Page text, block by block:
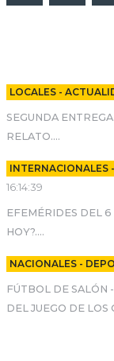
LOCALES -
SEGUNDA
RELATO....
INTERNACIONALES
16:14:39
EFEMÉRIDES DEL 6
HOY?....
NACIONALES -
FÚTBOL DE SALÓN
DEL JUEGO DE LOS